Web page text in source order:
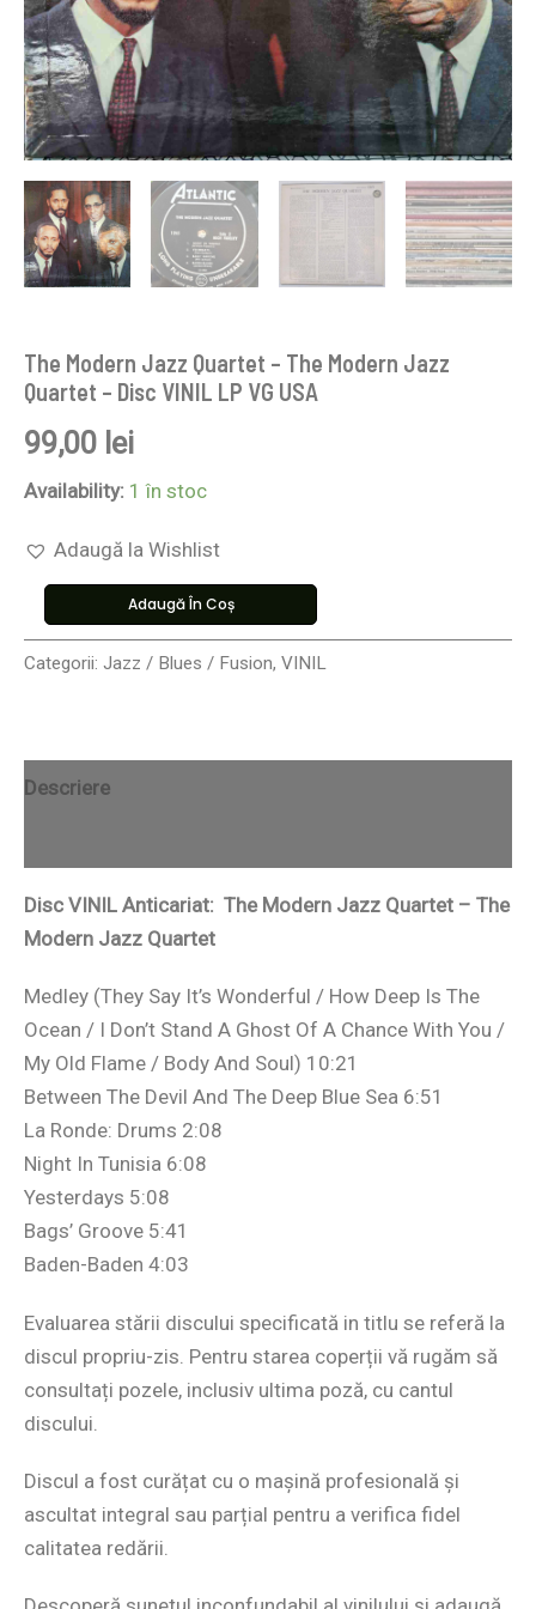
The Modern Jazz Quartet – The Modern Jazz
Quartet – Disc VINIL LP VG USA
99,00 lei
Availability: 1 în stoc
Adaugă la Wishlist
VG
USA
Adaugă În Coș
Categorii: Jazz / Blues / Fusion, VINIL
Descriere
Disc VINIL Anticariat: The Modern Jazz Quartet – The
Modern Jazz Quartet
Medley (They Say It’s Wonderful / How Deep Is The
Ocean / I Don’t Stand A Ghost Of A Chance With You /
My Old Flame / Body And Soul) 10:21
Between The Devil And The Deep Blue Sea 6:51
La Ronde: Drums 2:08
Night In Tunisia 6:08
Yesterdays 5:08
Bags’ Groove 5:41
Baden-Baden 4:03
Evaluarea stării discului specificată in titlu se referă la
discul propriu-zis. Pentru starea coperții vă rugăm să
consultați pozele, inclusiv ultima poză, cu cantul
discului.
Discul a fost curățat cu o mașină profesională și
ascultat integral sau parțial pentru a verifica fidel
calitatea redării.